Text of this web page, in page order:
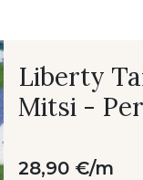
Liberty
Mitsi -
28,90 €/m